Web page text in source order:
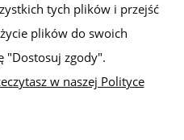
tych plików i przejść
plików do swoich
"Dostosuj zgody".
w naszej Polityce